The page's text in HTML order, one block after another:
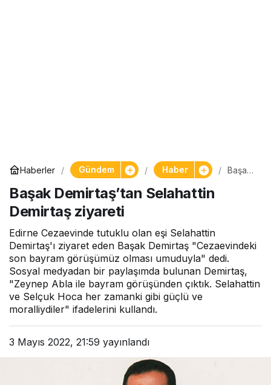
Haberler Gündem Haber
Başak
ziyaret
i
Başak Demirtaş’tan Selahattin
Demirtaş ziyareti
Edirne Cezaevinde tutuklu olan eşi Selahattin
Demirtaş'ı ziyaret eden Başak Demirtaş "Cezaevindeki
son bayram görüşümüz olması umuduyla" dedi.
Sosyal medyadan bir paylaşımda bulunan Demirtaş,
"Zeynep Abla ile bayram görüşünden çıktık. Selahattin
ve Selçuk Hoca her zamanki gibi güçlü ve
moralliydiler" ifadelerini kullandı.
3 Mayıs 2022, 21:59 yayınlandı